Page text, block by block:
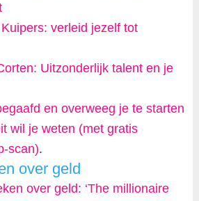
verleid jezelf tot
Uitzonderlijk talent en je
en overweeg je te starten
wil je weten (met gratis
scan).
over geld
over geld: ‘The millionaire